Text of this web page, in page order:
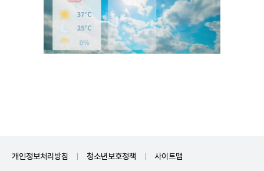
개인정보처리방침 청소년보호정책 사이트맵